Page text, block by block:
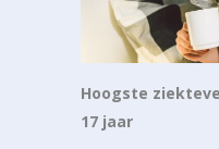
Hoogste
17 jaar